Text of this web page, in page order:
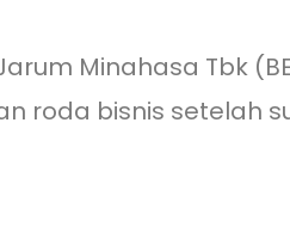
Minahasa Tbk
roda bisnis setelah